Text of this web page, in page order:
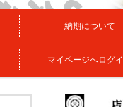
納期について
マイページへログ